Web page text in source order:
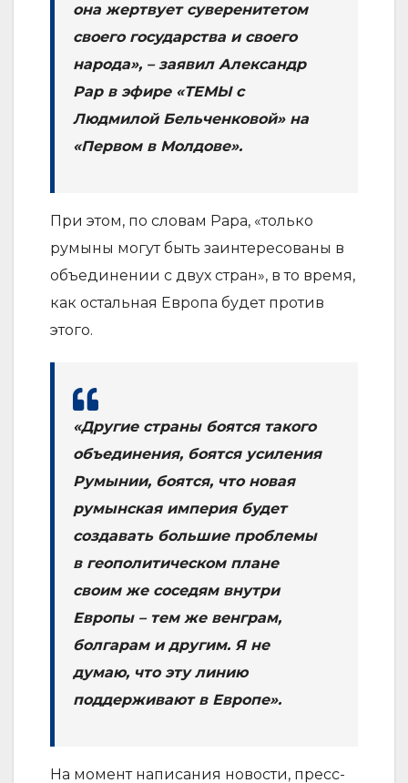
она жертвует суверенитетом
своего государства и своего
народа», – заявил Александр
Рар в эфире «ТЕМЫ с
Людмилой Бельченковой» на
«Первом в Молдове».
При этом, по словам Рара, «только
румыны могут быть заинтересованы в
объединении с двух стран», в то время,
как остальная Европа будет против
этого.
«Другие страны боятся такого
объединения, боятся усиления
Румынии, боятся, что новая
румынская империя будет
создавать большие проблемы
в геополитическом плане
своим же соседям внутри
Европы – тем же венграм,
болгарам и другим. Я не
думаю, что эту линию
поддерживают в Европе».
На момент написания новости, пресс-